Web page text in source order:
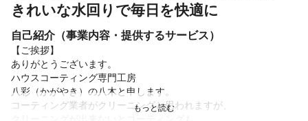
きれいな水回りで毎日を快適に
自己紹介（事業内容・提供するサービス）
【ご挨拶】
ありがとうございます。
ハウスコーティング専門工房
八彩（かがやき）の八木と申します。
コーティング業者がクリーニングと思われますが、